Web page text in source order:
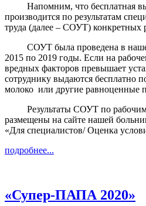
Напомним, что бесплатная
производится по результатам
труда (далее – СОУТ) конкретных
СОУТ была проведена в
2015 по 2019 годы. Если на
вредных факторов превышает
сотруднику выдаются бесплатно
молоко или другие равноценные
Результаты СОУТ по
размещены на сайте нашей
«Для специалистов/ Оценка
подробнее...
«Супер-ПАПА 2020»